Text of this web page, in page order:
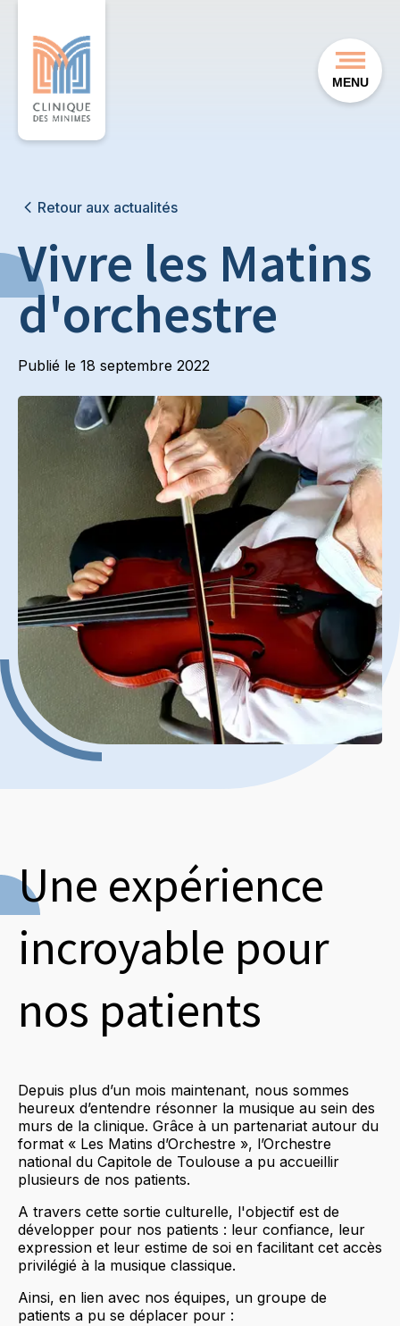
MENU
Retour aux actualités
Vivre les Matins
d'orchestre
Publié le 18 septembre 2022
Une expérience
incroyable pour
nos patients
Depuis plus d’un mois maintenant, nous sommes
heureux d’entendre résonner la musique au sein des
murs de la clinique. Grâce à un partenariat autour du
format « Les Matins d’Orchestre », l’Orchestre
national du Capitole de Toulouse a pu accueillir
plusieurs de nos patients.
A travers cette sortie culturelle, l'objectif est de
développer pour nos patients : leur confiance, leur
expression et leur estime de soi en facilitant cet accès
privilégié à la musique classique.
Ainsi, en lien avec nos équipes, un groupe de
patients a pu se déplacer pour :